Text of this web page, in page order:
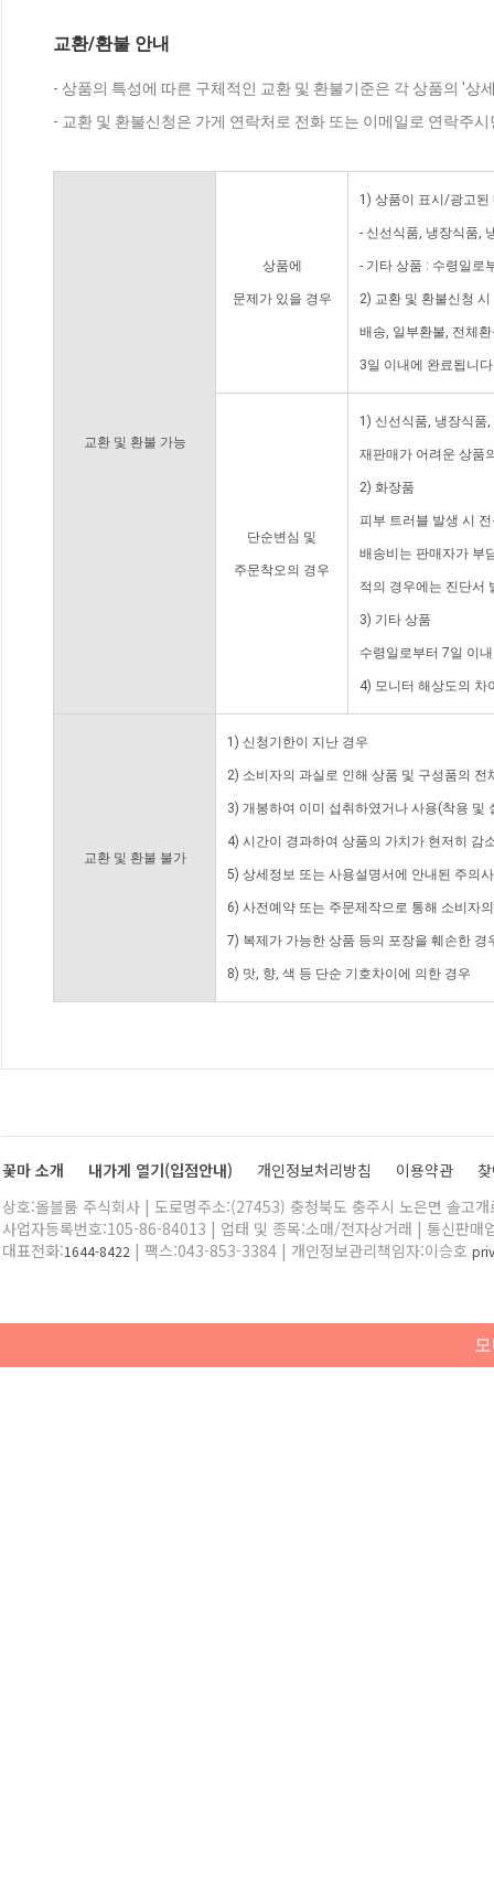
교환/환불 안내
- 상품의 특성에 따른 구체적인 교환 및 환불기준은 각 상품의 '상
- 교환 및 환불신청은 가게 연락처로 전화 또는 이메일로 연락주
교환 및 환불 가능
상품에
문제가 있을 경우
1) 상품이 표시/광고된
- 신선식품, 냉장식품,
- 기타 상품 : 수령일로
2) 교환 및 환불신청
배송, 일부환불, 전체
3일 이내에 완료됩니
단순변심 및
주문착오의 경우
1) 신선식품, 냉장식품
재판매가 어려운 상품
2) 화장품
피부 트러블 발생 시
배송비는 판매자가 부
적의 경우에는 진단서
3) 기타 상품
수령일로부터 7일 이
4) 모니터 해상도의 차
교환 및 환불 불가
1) 신청기한이 지난 경우
2) 소비자의 과실로 인해 상품 및 구성품의
3) 개봉하여 이미 섭취하였거나 사용(착용 및
4) 시간이 경과하여 상품의 가치가 현저히 감
5) 상세정보 또는 사용설명서에 안내된 주의
6) 사전예약 또는 주문제작으로 통해 소비자
7) 복제가 가능한 상품 등의 포장을 훼손한 경
8) 맛, 향, 색 등 단순 기호차이에 의한 경우
꽃마 소개 내가게 열기(입점안내) 개인정보처리방침 이용약관
상호:올블룸 주식회사 | 도로명주소:(27453) 충청북도 충주시 노은면 솔고
사업자등록번호:105-86-84013 | 업태 및 종목:소매/전자상거래 | 통신판매
대표전화:1644-8422 | 팩스:043-853-3384 | 개인정보관리책임자:이승호